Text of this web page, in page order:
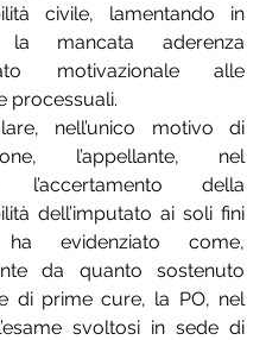
civile, lamentando in
la mancata aderenza
motivazionale alle
processuali.
nell’unico motivo di
l’appellante, nel
l’accertamento della
dell’imputato ai soli fini
ha evidenziato come,
da quanto sostenuto
di prime cure, la PO, nel
svoltosi in sede di